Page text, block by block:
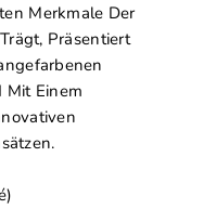
Merkmale Der
Präsentiert
Mit Einem